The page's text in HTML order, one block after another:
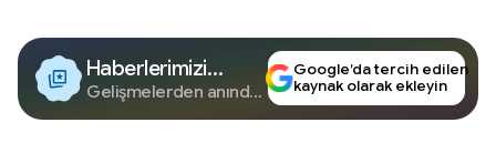
Haberlerimizi
Google'da Takip
Edin
Gelişmelerden anında
Google’da tercih edilen
kaynak olarak ekleyin